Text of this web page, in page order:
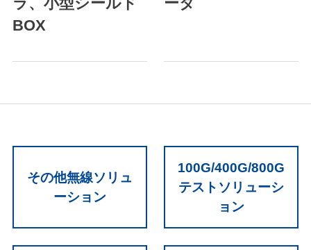
BOX
その他無線ソリュ
ーション
100G/400G/800G
テストソリューシ
ョン